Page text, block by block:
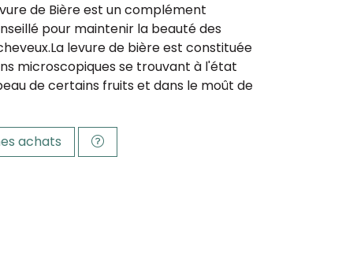
de Bière est un complément
pour maintenir la beauté des
La levure de bière est constituée
microscopiques se trouvant à l'état
de certains fruits et dans le moût de
achats